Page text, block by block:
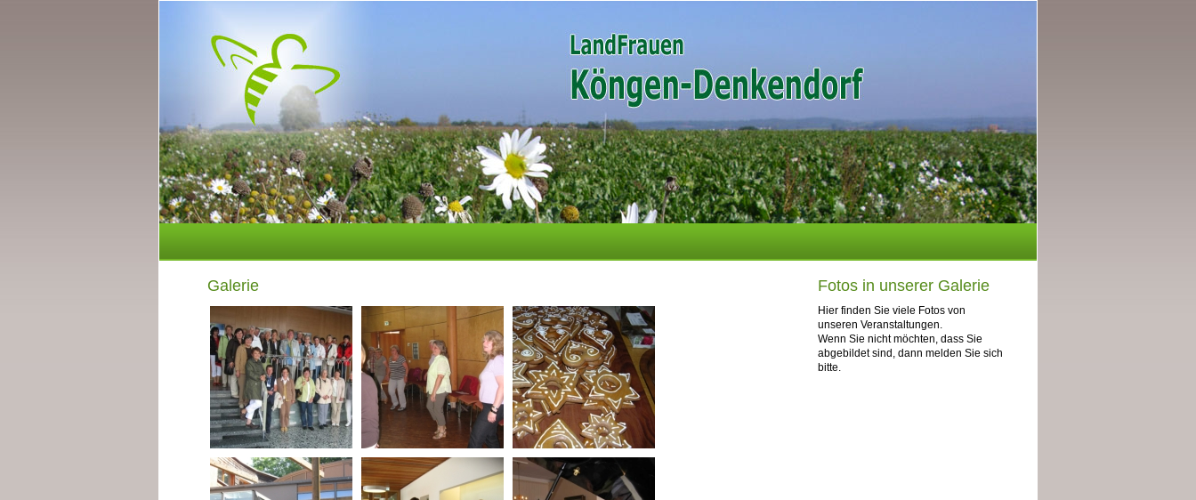
Galerie Fotos in unserer Galerie
Hier finden Sie viele Fotos von
unseren Veranstaltungen.
Wenn Sie nicht möchten, dass Sie
abgebildet sind, dann melden Sie sich
bitte.